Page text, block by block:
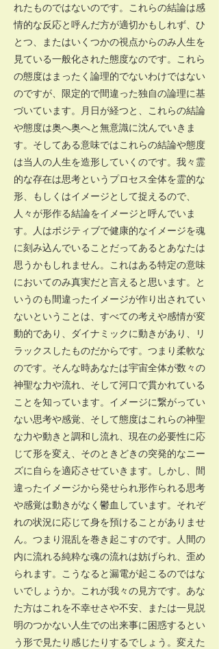
れたものではないのです。これらの結論は感
情的な反応と呼んだ方が適切かもしれず、ひ
とつ、またはいくつかの視点からのみ人生を
見ている一般化された態度なのです。これら
の態度はまったく論理的でないわけではない
のですが、限定的で間違った独自の論理に基
づいています。月日が経つと、これらの結論
や態度は奥へ奥へと無意識に沈んでいきま
す。そしてある意味ではこれらの結論や態度
は当人の人生を造形していくのです。我々霊
的な存在は思考というプロセス全体を霊的な
形、もしくはイメージとして捉えるので、
人々が形作る結論をイメージと呼んでいま
す。人はポジティブで健康的なイメージを魂
に刻み込んでいることだってあるとあなたは
思うかもしれません。これはある特定の意味
においてのみ真実だと言えると思います。と
いうのも間違ったイメージが作り出されてい
ないということは、すべての考えや感情が変
動的であり、ダイナミックに動きがあり、リ
ラックスしたものだからです。つまり柔軟な
のです。そんな時あなたは宇宙全体が数々の
神聖な力や流れ、そして河口で貫かれている
ことを知っています。イメージに繋がってい
ない思考や感覚、そして態度はこれらの神聖
な力や動きと調和し流れ、現在の必要性に応
じて形を変え、そのときどきの突発的なニー
ズに自らを適応させていきます。しかし、間
違ったイメージから発せられ形作られる思考
や感覚は動きがなく鬱血しています。それぞ
れの状況に応じて身を預けることがありませ
ん。つまり混乱を巻き起こすのです。人間の
内に流れる純粋な魂の流れは妨げられ、歪め
られます。こうなると漏電が起こるのではな
いでしょうか。これが我々の見方です。あな
た方はこれを不幸せさや不安、または一見説
明のつかない人生での出来事に困惑するとい
う形で見たり感じたりするでしょう。変えた